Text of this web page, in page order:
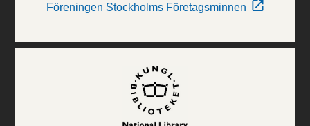
Föreningen Stockholms Företagsminnen